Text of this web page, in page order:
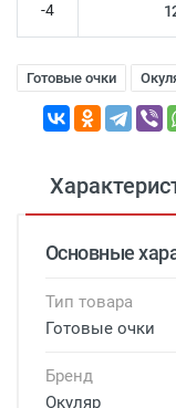
-4
Готовые очки
Основные
Тип товара
Готовые очки
Бренд
Окуляр